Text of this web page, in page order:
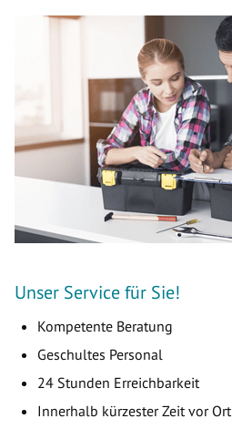
Unser Service für Sie!
Kompetente Beratung
Geschultes Personal
24 Stunden Erreichbarkeit
Innerhalb kürzester Zeit vor Ort